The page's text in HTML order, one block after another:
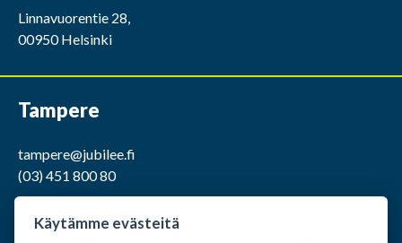
Linnavuorentie 28,
00950 Helsinki
Tampere
tampere@jubilee.fi
(03) 451 800 80
ma-pe klo 9.00 -15.00
Käytämme evästeitä